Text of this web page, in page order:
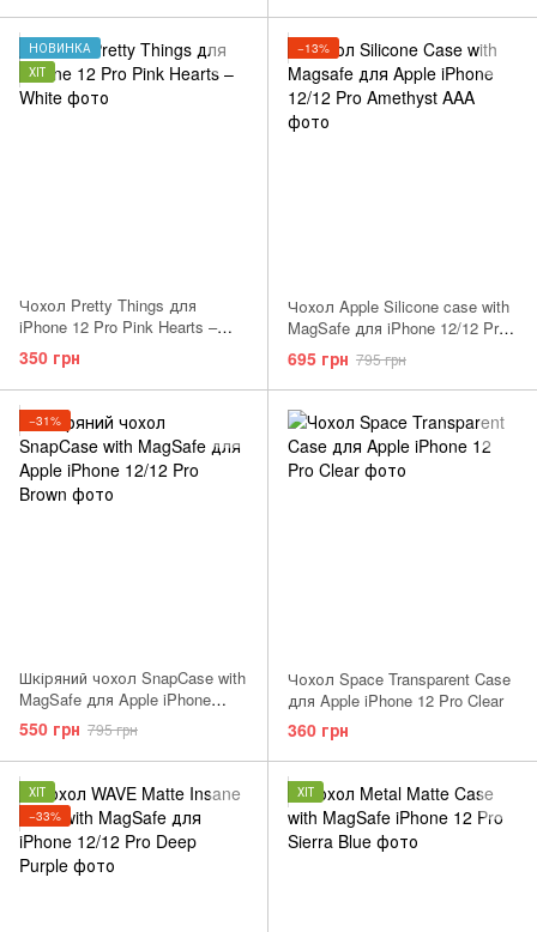
НОВИНКА
ХІТ
Чохол Pretty Things для
iPhone 12 Pro Pink Hearts –
White
350 грн
−13%
Чохол Apple Silicone case with
MagSafe для iPhone 12/12 Pro
Sunflower AAA
695 грн 795 грн
−31%
Шкіряний чохол SnapCase with
MagSafe для Apple iPhone
12/12 Pro Brown
550 грн 795 грн
Чохол Space Transparent Case
для Apple iPhone 12 Pro Clear
360 грн
ХІТ
−33%
ХІТ